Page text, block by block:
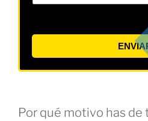
Por qué motivo has de